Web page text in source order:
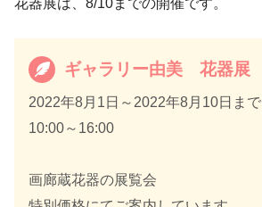
ギャラリー由美 花器展
2022年8月1日～2022年8月10日まで
10:00～16:00
画廊蔵花器の展覧会